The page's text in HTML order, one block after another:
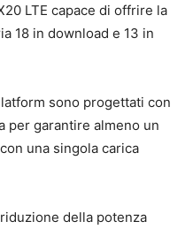
LTE capace di offrire la
18 in download e 13 in
sono progettati con
per garantire almeno un
una singola carica
della potenza